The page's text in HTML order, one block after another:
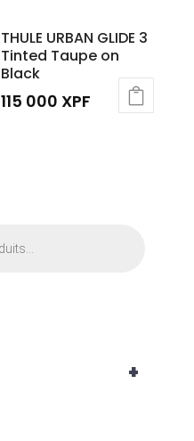
THULE URBAN GLIDE 3
Tinted Taupe on
Black
115 000 XPF
+